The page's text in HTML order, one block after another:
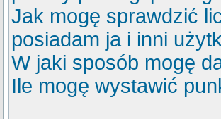
Jak mogę sprawdzić
posiadam ja i inni
W jaki sposób mogę
Ile mogę wystawić